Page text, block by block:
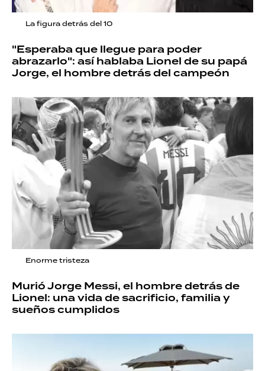
La figura detrás del 10
"Esperaba que llegue para poder
abrazarlo": así hablaba Lionel de su papá
Jorge, el hombre detrás del campeón
Enorme tristeza
Murió Jorge Messi, el hombre detrás de
Lionel: una vida de sacrificio, familia y
sueños cumplidos